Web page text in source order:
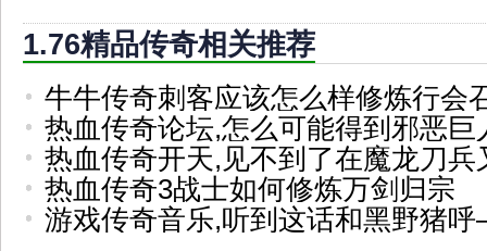
1.76精品传奇相关推荐
牛牛传奇刺客应该怎么样修炼行会
热血传奇论坛,怎么可能得到邪恶巨
热血传奇开天,见不到了在魔龙刀兵
热血传奇3战士如何修炼万剑归宗
游戏传奇音乐,听到这话和黑野猪